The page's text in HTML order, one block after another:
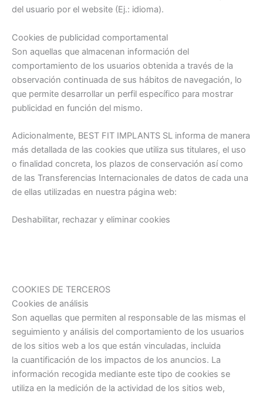
del usuario por el website (Ej.: idioma).
Cookies de publicidad comportamental
Son aquellas que almacenan información del
comportamiento de los usuarios obtenida a través de la
observación continuada de sus hábitos de navegación, lo
que permite desarrollar un perfil específico para mostrar
publicidad en función del mismo.
Adicionalmente, BEST FIT IMPLANTS SL informa de manera
más detallada de las cookies que utiliza sus titulares, el uso
o finalidad concreta, los plazos de conservación así como
de las Transferencias Internacionales de datos de cada una
de ellas utilizadas en nuestra página web:
Deshabilitar, rechazar y eliminar cookies
COOKIES DE TERCEROS
Cookies de análisis
Son aquellas que permiten al responsable de las mismas el
seguimiento y análisis del comportamiento de los usuarios
de los sitios web a los que están vinculadas, incluida
la cuantificación de los impactos de los anuncios. La
información recogida mediante este tipo de cookies se
utiliza en la medición de la actividad de los sitios web,